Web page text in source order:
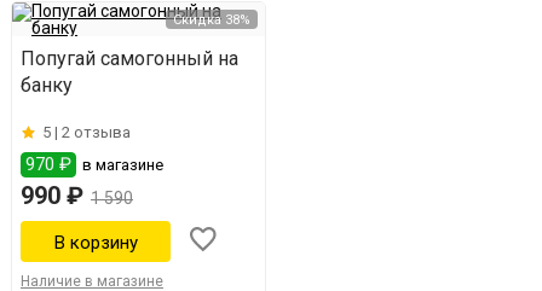
Скидка 38%
Попугай самогонный на
банку
5 | 2 отзыва
970 ₽ в магазине
990 ₽ 1 590
Наличие в магазине